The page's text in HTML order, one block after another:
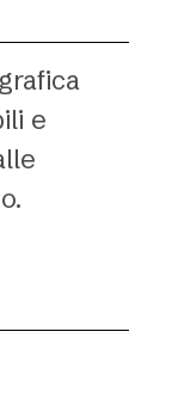
e